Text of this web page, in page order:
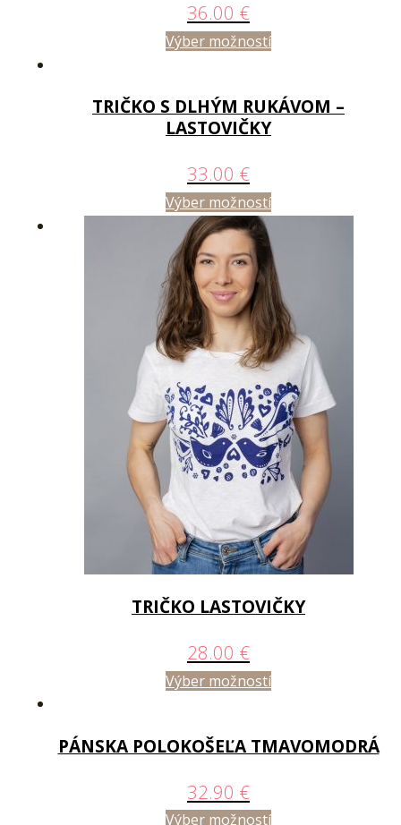
36.00 €
Výber možností
TRIČKO S DLHÝM RUKÁVOM –
LASTOVIČKY
33.00 €
Výber možností
TRIČKO LASTOVIČKY
28.00 €
Výber možností
PÁNSKA POLOKOŠEĽA TMAVOMODRÁ
32.90 €
Výber možností